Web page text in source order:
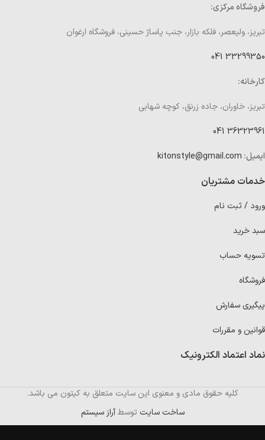
فروشگاه مرکزی:
تبریز، ولیعصر، فلکه بازار، جنب پاساژ حسینی، فروشگاه ارغوان
33299350 041
کارخانه:
تبریز، خاوران، جاده زرنق، کوچه شهابی
36323961 041
ایمیل: kitonstyle@gmail.com
خدمات مشتریان
ورود / ثبت نام
سبد خرید
تسویه حساب
فروشگاه
پیگیری سفارش
قوانین و مقررات
نماد اعتماد الکترونیک
کلیه حقوق مادی و معنوی این سایت متعلق به کیتون می باشد.
ساخت سایت توسطآراز سیستم